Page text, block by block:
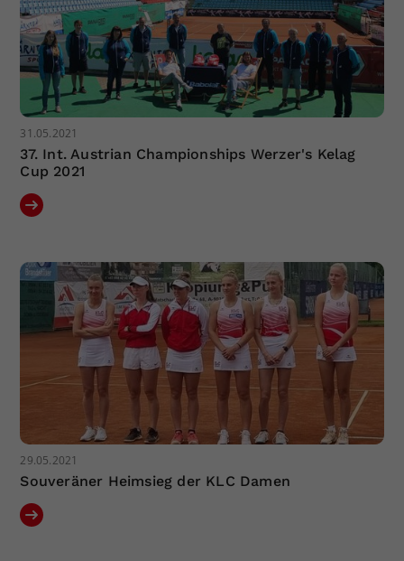
31.05.2021
37. Int. Austrian Championships Werzer's Kelag
Cup 2021
29.05.2021
Souveräner Heimsieg der KLC Damen